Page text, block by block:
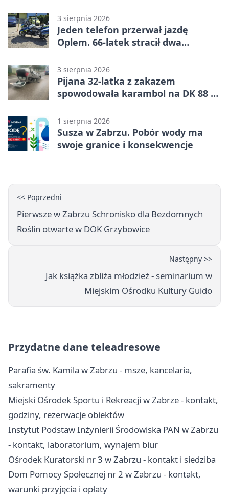
3 sierpnia 2026
Jeden telefon przerwał jazdę
Oplem. 66-latek stracił dwa
3 sierpnia 2026
Pijana 32-latka z zakazem
spowodowała karambol na DK 88 w
1 sierpnia 2026
Susza w Zabrzu. Pobór wody ma
swoje granice i konsekwencje
<< Poprzedni
Pierwsze w Zabrzu Schronisko dla Bezdomnych
Roślin otwarte w DOK Grzybowice
Następny >>
Jak książka zbliża młodzież - seminarium w
Miejskim Ośrodku Kultury Guido
Przydatne dane teleadresowe
Parafia św. Kamila w Zabrzu - msze, kancelaria,
sakramenty
Miejski Ośrodek Sportu i Rekreacji w Zabrze - kontakt,
godziny, rezerwacje obiektów
Instytut Podstaw Inżynierii Środowiska PAN w Zabrzu
- kontakt, laboratorium, wynajem biur
Ośrodek Kuratorski nr 3 w Zabrzu - kontakt i siedziba
Dom Pomocy Społecznej nr 2 w Zabrzu - kontakt,
warunki przyjęcia i opłaty